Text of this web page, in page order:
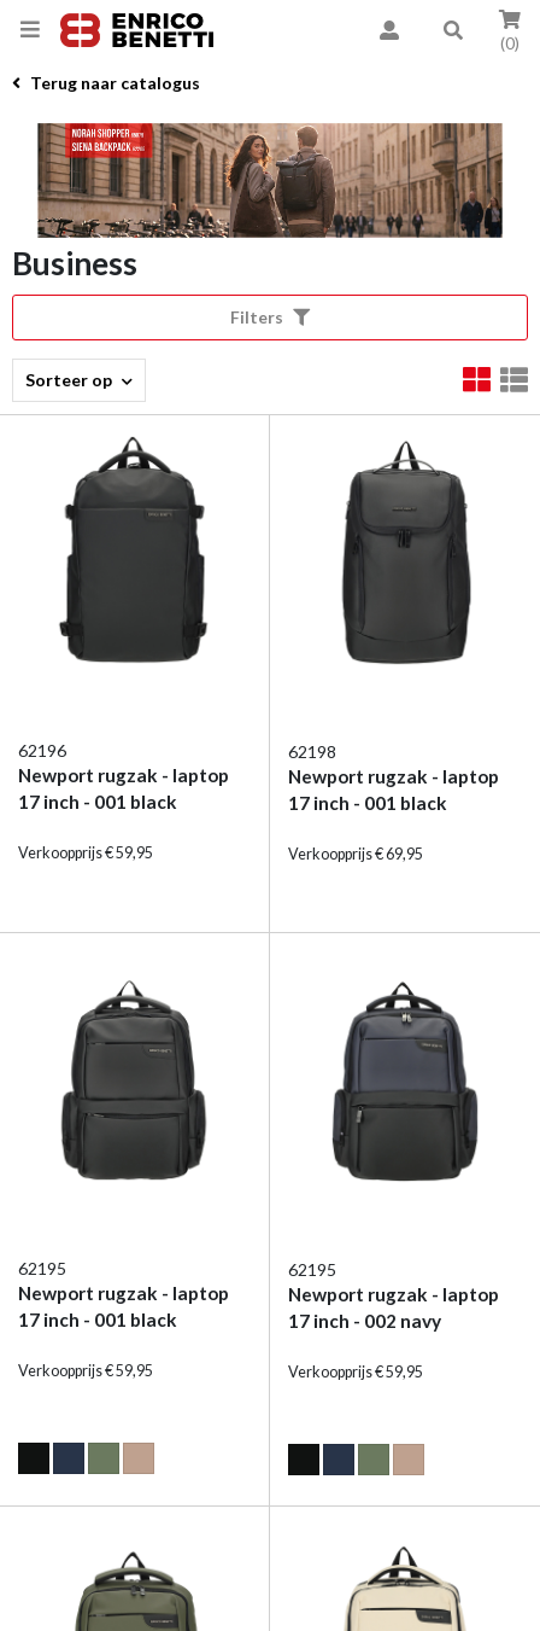
(0)
Terug naar catalogus
Business
Filters
Sorteer op
62196
Newport rugzak - laptop
17 inch - 001 black
Verkoopprijs € 59,95
62198
Newport rugzak - laptop
17 inch - 001 black
Verkoopprijs € 69,95
62195
Newport rugzak - laptop
17 inch - 001 black
Verkoopprijs € 59,95
62195
Newport rugzak - laptop
17 inch - 002 navy
Verkoopprijs € 59,95